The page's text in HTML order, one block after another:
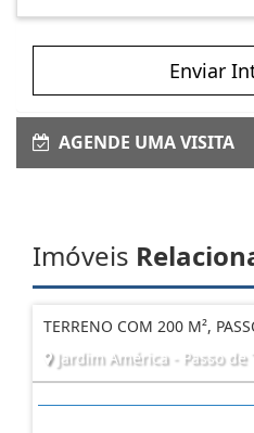
Enviar
AGENDE UMA VISITA
Imóveis
TERRENO COM 200 M²,
Jardim América - Passo de